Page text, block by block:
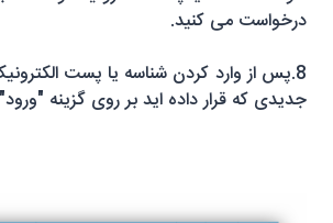
درخواست می کنید.
8.پس از وارد کردن
شناسه یا پست
جدیدی که قرار داده اید بر روی گزینه